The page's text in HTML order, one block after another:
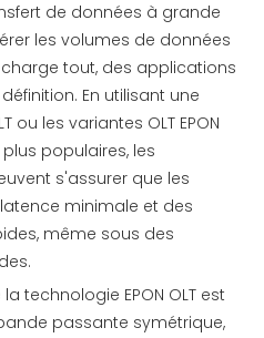
de données à grande
les volumes de données
tout, des applications
En utilisant une
ou les variantes OLT EPON
plus populaires, les
s'assurer que les
minimale et des
même sous des
technologie EPON OLT est
passante symétrique,